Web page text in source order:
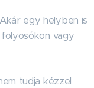
Akár egy helyben is
vagy
tudja kézzel